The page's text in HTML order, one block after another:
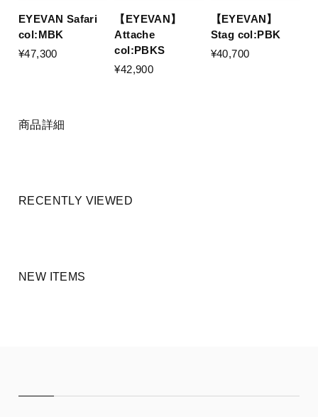
EYEVAN Safari
col:MBK
¥47,300
【EYEVAN】
Attache
col:PBKS
¥42,900
【EYEVAN】
Stag col:PBK
¥40,700
商品詳細
RECENTLY VIEWED
NEW ITEMS